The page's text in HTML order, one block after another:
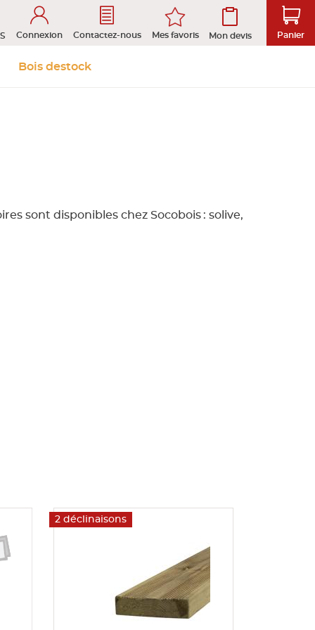
Connexion Contactez-nous Mes favoris Mon devis Panier
cloison
Le stock
Bois destock
sont disponibles chez Socobois : solive,
2 déclinaisons